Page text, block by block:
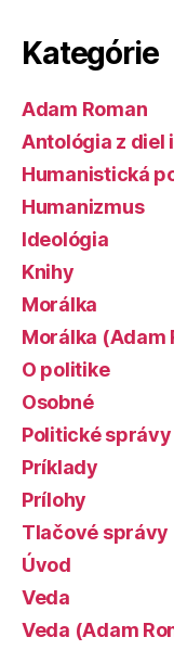
Kategórie
Adam Roman
Antológia z diel
Humanistická
Humanizmus
Ideológia
Knihy
Morálka
Morálka (Adam
O politike
Osobné
Politické správy
Príklady
Prílohy
Tlačové správy
Úvod
Veda
Veda (Adam